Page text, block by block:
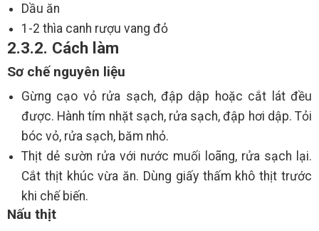
Dầu ăn
1-2 thìa canh rượu vang đỏ
2.3.2. Cách làm
Sơ chế nguyên liệu
Gừng cạo vỏ rửa sạch, đập dập hoặc cắt lát đều
được. Hành tím nhặt sạch, rửa sạch, đập hơi dập. Tỏi
bóc vỏ, rửa sạch, băm nhỏ.
Thịt dẻ sườn rửa với nước muối loãng, rửa sạch lại.
Cắt thịt khúc vừa ăn. Dùng giấy thấm khô thịt trước
khi chế biến.
Nấu thịt